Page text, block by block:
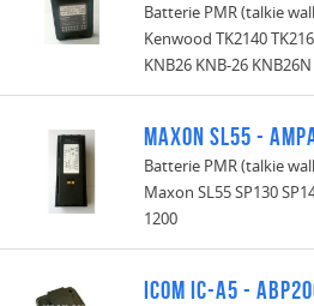
Batterie PMR (talkie
Kenwood TK2140
KNB26 KNB-26
Maxon SL55 -
Batterie PMR (talkie
Maxon SL55 SP130
1200
Icom IC-A5 -